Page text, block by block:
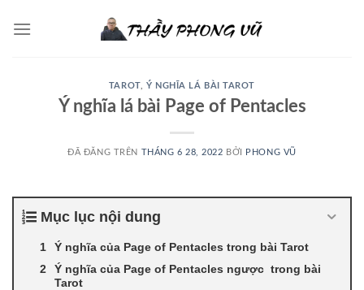
đến
TAROT, Ý NGHĨA LÁ BÀI TAROT
Ý nghĩa lá bài Page of Pentacles
ĐÃ ĐĂNG TRÊN THÁNG 6 28, 2022 BỞI PHONG VŨ
Mục lục nội dung
Ý nghĩa của Page of Pentacles trong bài Tarot
Ý nghĩa của Page of Pentacles ngược trong bài
Tarot